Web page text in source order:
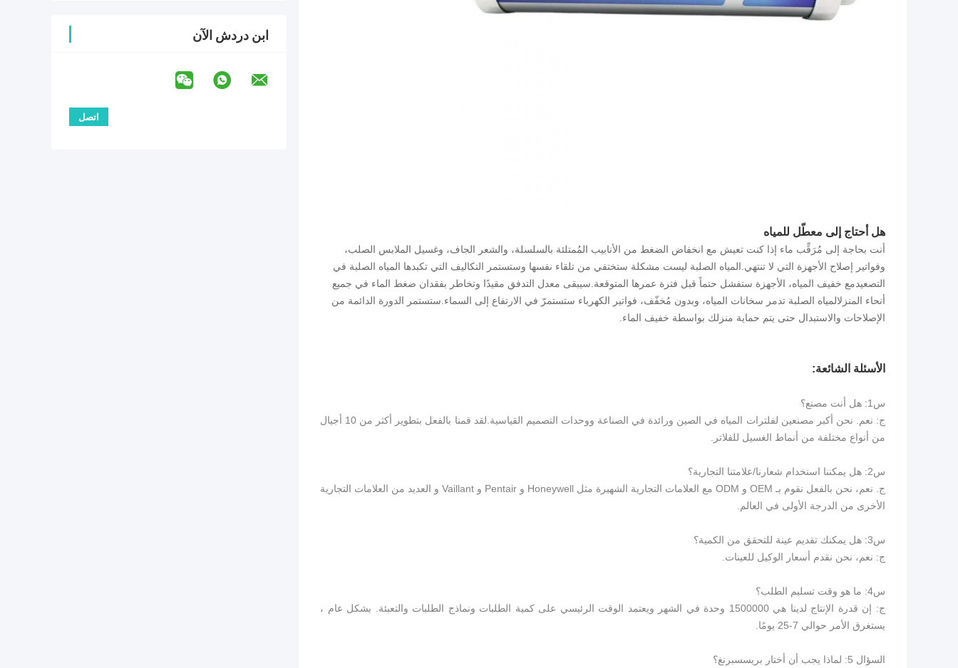
ابن دردش الآن
هل أحتاج إلى معطّل للمياه
أنت بحاجة إلى مُرَقِّب ماء إذا كنت تعيش مع انخفاض الضغط من الأنابيب المُمتلئة بالسلسلة، والشعر الجاف، وغسيل الملابس الصلب،
وفواتير إصلاح الأجهزة التي لا تنتهي.المياه الصلبة ليست مشكلة ستختفي من تلقاء نفسها وستستمر التكاليف التي تكبدها المياه الصلبة في
التصعيدمع خفيف المياه، الأجهزة ستفشل حتماً قبل فترة عمرها المتوقعة.سيبقى معدل التدفق مقيدًا وتخاطر بفقدان ضغط الماء في جميع
أنحاء المنزلالمياه الصلبة تدمر سخانات المياه، وبدون مُخفّف، فواتير الكهرباء ستستمرّ في الارتفاع إلى السماء.ستستمر الدورة الدائمة من
الإصلاحات والاستبدال حتى يتم حماية منزلك بواسطة خفيف الماء.
الأسئلة الشائعة:
س1: هل أنت مصنع؟
ج: نعم. نحن أكبر مصنعين لفلترات المياه في الصين ورائدة في الصناعة ووحدات التصميم القياسية.لقد قمنا بالفعل بتطوير أكثر من 10 أجيال
من أنواع مختلفة من أنماط الغسيل للفلاتر.
س2: هل يمكننا استخدام شعارنا/علامتنا التجارية؟
ج. نعم، نحن بالفعل نقوم بـ OEM و ODM مع العلامات التجارية الشهيرة مثل Honeywell و Pentair و Vaillant و العديد من العلامات التجارية
الأخرى من الدرجة الأولى في العالم.
س3: هل يمكنك تقديم عينة للتحقق من الكمية؟
ج: نعم، نحن نقدم أسعار الوكيل للعينات.
س4: ما هو وقت تسليم الطلب؟
ج: إن قدرة الإنتاج لدينا هي 1500000 وحدة في الشهر ويعتمد الوقت الرئيسي على كمية الطلبات ونماذج الطلبات والتعبئة. بشكل عام ،
يستغرق الأمر حوالي 7-25 يومًا.
السؤال 5: لماذا يجب أن أختار بريسسبرنغ؟